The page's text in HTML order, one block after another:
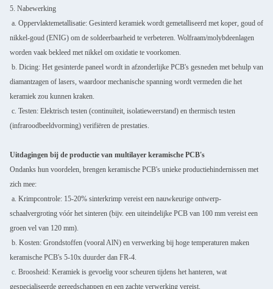
5. Nabewerking
a. Oppervlaktemetallisatie: Gesinterd keramiek wordt gemetalliseerd met koper, goud of
nikkel-goud (ENIG) om de soldeerbaarheid te verbeteren. Wolfraam/molybdeenlagen
worden vaak bekleed met nikkel om oxidatie te voorkomen.
b. Dicing: Het gesinterde paneel wordt in afzonderlijke PCB's gesneden met behulp van
diamantzagen of lasers, waardoor mechanische spanning wordt vermeden die het
keramiek zou kunnen kraken.
c. Testen: Elektrisch testen (continuïteit, isolatieweerstand) en thermisch testen
(infraroodbeeldvorming) verifiëren de prestaties.
Uitdagingen bij de productie van multilayer keramische PCB's
Ondanks hun voordelen, brengen keramische PCB's unieke productiehindernissen met
zich mee:
a. Krimpcontrole: 15-20% sinterkrimp vereist een nauwkeurige ontwerp-
schaalvergroting vóór het sinteren (bijv. een uiteindelijke PCB van 100 mm vereist een
groen vel van 120 mm).
b. Kosten: Grondstoffen (vooral AlN) en verwerking bij hoge temperaturen maken
keramische PCB's 5-10x duurder dan FR-4.
c. Broosheid: Keramiek is gevoelig voor scheuren tijdens het hanteren, wat
gespecialiseerde gereedschappen en een zachte verwerking vereist.